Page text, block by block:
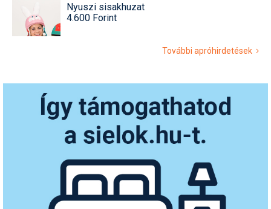
Nyuszi sisakhuzat
4.600 Forint
További apróhirdetések